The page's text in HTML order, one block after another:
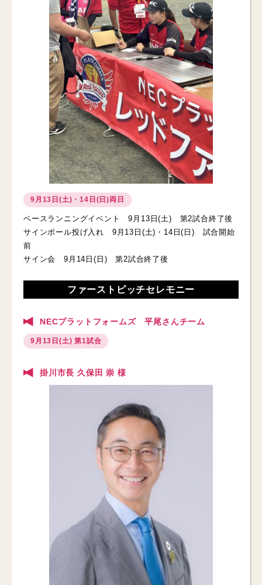
9月13日(土)・14日(日)両日
ベースランニングイベント 9月13日(土) 第2試合終了後
サインボール投げ入れ 9月13日(土)・14日(日) 試合開始
前
サイン会 9月14日(日) 第2試合終了後
ファーストピッチセレモニー
NECプラットフォームズ 平尾さんチーム
9月13日(土) 第1試合
掛川市長 久保田 崇 様